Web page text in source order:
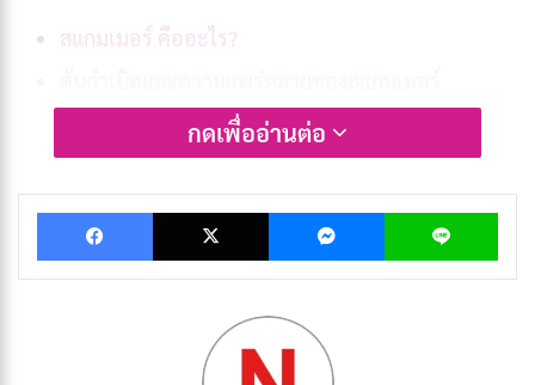
สแกมเมอร์ คืออะไร?
รูปแบบการหลอกลวงยอดนิยม
จุดอ่อนทางจิตวิทยาที่ทำให้ตกเป็นเหยื่อ
เจาะกลยุทธ์การหลอกลวงขั้นสูงของสแกมเมอร์
วิธีป้องกันและลดความเสี่ยงจากสแกมเมอร์
เช็กลิสต์ก่อนจะไว้ใจใครบนโลกออนไลน์
กดเพื่ออ่านต่อ
Facebook X Messenger Line